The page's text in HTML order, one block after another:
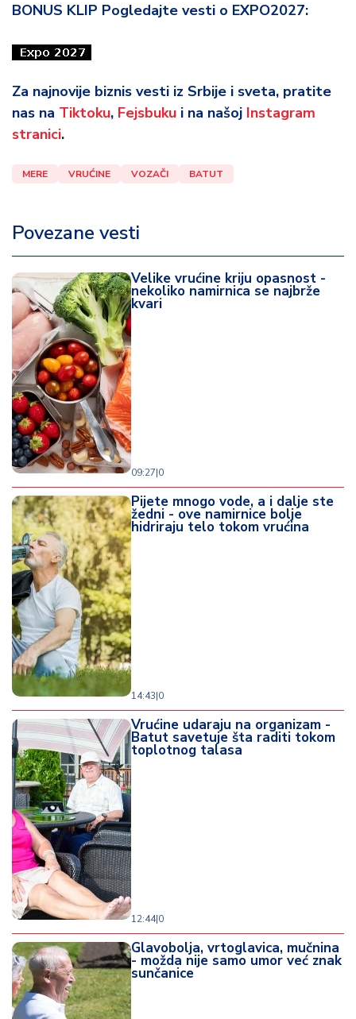
BONUS KLIP Pogledajte vesti o EXPO2027:
Za najnovije biznis vesti iz Srbije i sveta, pratite
nas na Tiktoku, Fejsbuku i na našoj Instagram
stranici.
MERE VRUĆINE VOZAČI BATUT
Povezane vesti
Velike vrućine kriju opasnost -
nekoliko namirnica se najbrže
kvari
09:27|0
Pijete mnogo vode, a i dalje ste
žedni - ove namirnice bolje
hidriraju telo tokom vrućina
14:43|0
Vrućine udaraju na organizam -
Batut savetuje šta raditi tokom
toplotnog talasa
12:44|0
Glavobolja, vrtoglavica, mučnina
- možda nije samo umor već znak
sunčanice